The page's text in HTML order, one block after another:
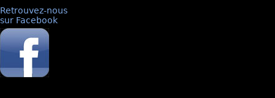
Retrouvez-nous
sur Facebook